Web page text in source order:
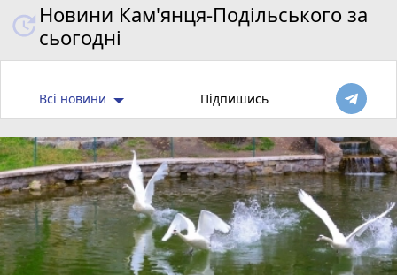
Новини Кам'янця-Подільського за
сьогодні
Всі новини Підпишись